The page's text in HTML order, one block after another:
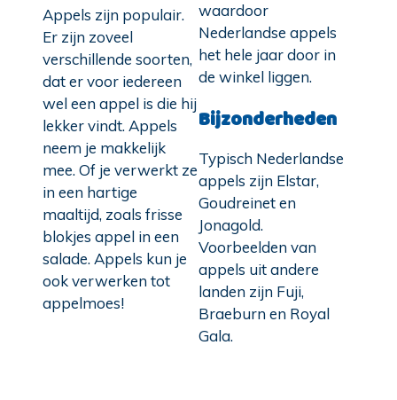
Appels zijn populair.
Er zijn zoveel
verschillende soorten,
dat er voor iedereen
wel een appel is die hij
lekker vindt. Appels
neem je makkelijk
mee. Of je verwerkt ze
in een hartige
maaltijd, zoals frisse
blokjes appel in een
salade. Appels kun je
ook verwerken tot
appelmoes!
waardoor
Nederlandse appels
het hele jaar door in
de winkel liggen.
Bijzonderheden
Typisch Nederlandse
appels zijn Elstar,
Goudreinet en
Jonagold.
Voorbeelden van
appels uit andere
landen zijn Fuji,
Braeburn en Royal
Gala.